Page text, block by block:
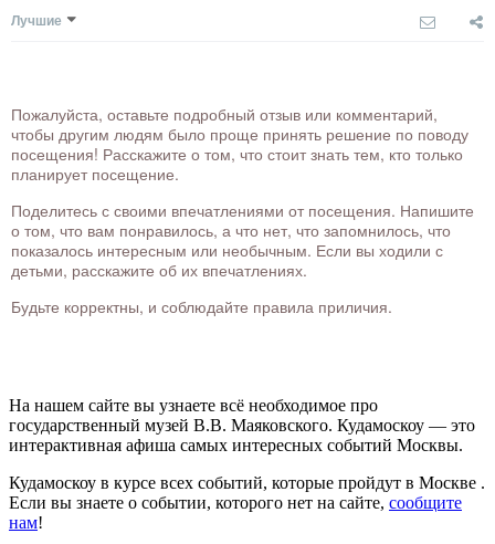
Лучшие
Пожалуйста, оставьте подробный отзыв или комментарий,
чтобы другим людям было проще принять решение по поводу
посещения! Расскажите о том, что стоит знать тем, кто только
планирует посещение.
Поделитесь с своими впечатлениями от посещения. Напишите
о том, что вам понравилось, а что нет, что запомнилось, что
показалось интересным или необычным. Если вы ходили с
детьми, расскажите об их впечатлениях.
Будьте корректны, и соблюдайте правила приличия.
На нашем сайте вы узнаете всё необходимое про
государственный музей В.В. Маяковского. Кудамоскоу — это
интерактивная афиша самых интересных событий Москвы.
Кудамоскоу в курсе всех событий, которые пройдут в Москве .
Если вы знаете о событии, которого нет на сайте, сообщите
нам!